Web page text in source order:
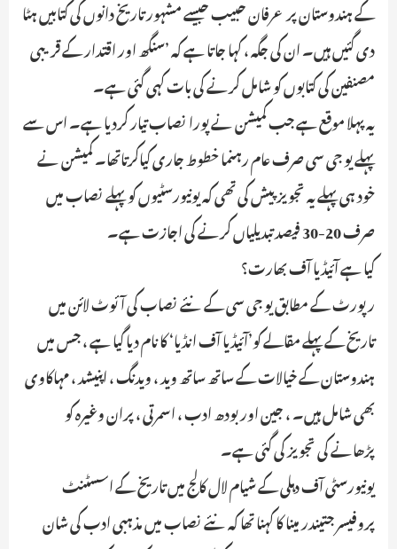
کے ہندوستان پر عرفان حبیب جیسے مشہور تاریخ دانوں کی کتابیں ہٹا
دی گئیں ہیں۔ ان کی جگہ ، کہا جاتا ہے کہ ’سنگھ اور اقتدار کے قریبی
مصنفین کی کتابوں کو شامل کرنے کی بات کہی گئی ہے۔
یہ پہلا موقع ہے جب کمیشن نے پورا نصاب تیار کردیا ہے۔ اس سے
پہلے یو جی سی صرف عام رہنما خطوط جاری کیاکرتاتھا۔ کمیشن نے
خود ہی پہلے یہ تجویز پیش کی تھی کہ یونیورسٹیوں کو پہلے نصاب میں
صرف 20-30 فیصد تبدیلیاں کرنے کی اجازت ہے۔
کیا ہے آئیڈیا آف بھارت؟
رپورٹ کے مطابق یو جی سی کے نئے نصاب کی آئوٹ لائن میں
تاریخ کے پہلے مقالے کو’آئیڈیا آف انڈیا‘ کا نام دیا گیا ہے ، جس میں
ہندوستان کے خیالات کے ساتھ ساتھ وید ، ویدنگ ، اپنیشد ، مہاکاوی
بھی شامل ہیں۔ ، جین اور بودھ ادب ، اسمرتی ، پران وغیرہ کو
پڑھانے کی تجویز کی گئی ہے۔
یونیورسٹی آف دہلی کے شیام لال کالج میں تاریخ کے اسسٹنٹ
پروفیسر جتیندر مینا کا کہنا تھا کہ نئے نصاب میں مذہبی ادب کی شان